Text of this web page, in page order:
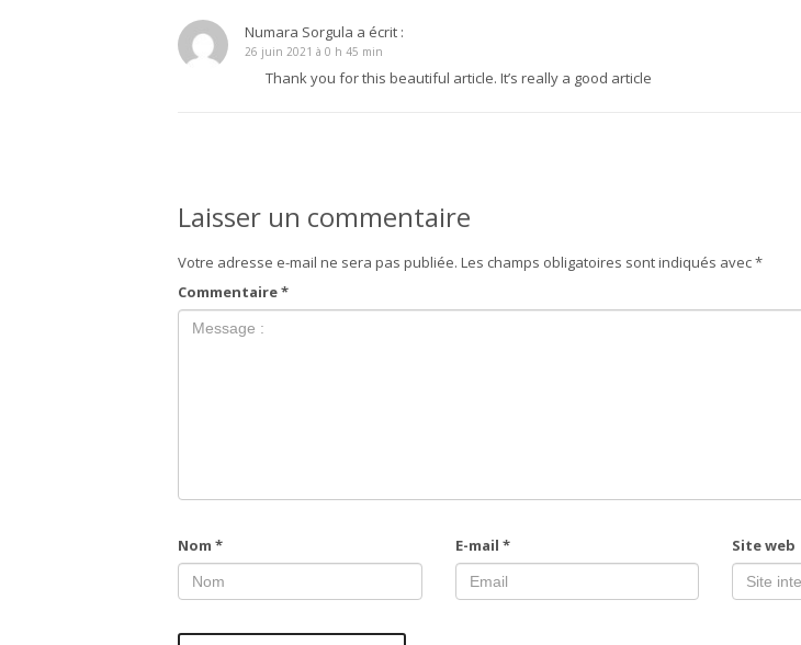
Numara Sorgula a écrit :
26 juin 2021 à 0 h 45 min
Thank you for this beautiful article. It’s really a good article
Laisser un commentaire
Votre adresse e-mail ne sera pas publiée. Les champs obligatoires sont indiqués avec*
Commentaire*
Nom * E-mail * Site web